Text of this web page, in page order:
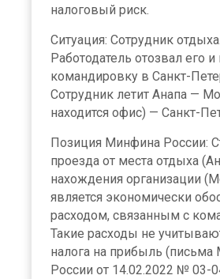
налоговый риск.
Ситуация: Сотрудник
Работодатель отозвал его
командировку в Санкт-
Сотрудник летит Анапа —
находится офис) — Санкт-
Позиция Минфина России:
проезда от места отдыха
нахождения организации
является экономически
расходом, связанным с
Такие расходы не
налога на прибыль
России от 14.02.2022 № 03-